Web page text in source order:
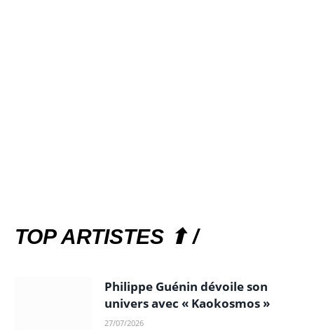
TOP ARTISTES ⬆ /
Philippe Guénin dévoile son
univers avec « Kaokosmos »
27/07/2026